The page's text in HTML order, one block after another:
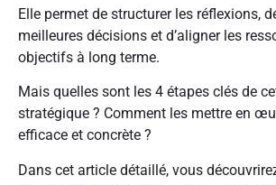
Elle permet de structurer les réflexions,
meilleures décisions et d’aligner les
objectifs à long terme.
Mais quelles sont les 4 étapes clés de
stratégique ? Comment les mettre en
efficace et concrète ?
Dans cet article détaillé, vous